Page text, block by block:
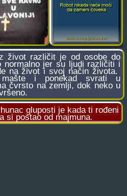
različit je od osobe do
normalno jer su ljudi različiti i
na život i svoj način života.
i ponekad svrati u
čvrsto na zemlji, dok neko u
gluposti je kada ti rođeni
si postao od majmuna.